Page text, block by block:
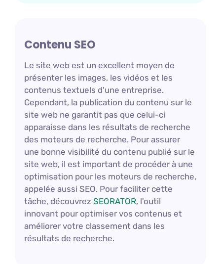
Contenu SEO
Le site web est un excellent moyen de
présenter les images, les vidéos et les
contenus textuels d'une entreprise.
Cependant, la publication du contenu sur le
site web ne garantit pas que celui-ci
apparaisse dans les résultats de recherche
des moteurs de recherche. Pour assurer
une bonne visibilité du contenu publié sur le
site web, il est important de procéder à une
optimisation pour les moteurs de recherche,
appelée aussi SEO. Pour faciliter cette
tâche, découvrezSEORATOR, l'outil
innovant pour optimiser vos contenus et
améliorer votre classement dans les
résultats de recherche.